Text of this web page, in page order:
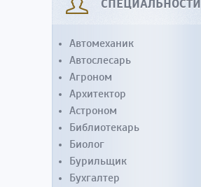
СПЕЦИАЛЬНОСТИ
Автомеханик
Автослесарь
Агроном
Архитектор
Астроном
Библиотекарь
Биолог
Бурильщик
Бухгалтер